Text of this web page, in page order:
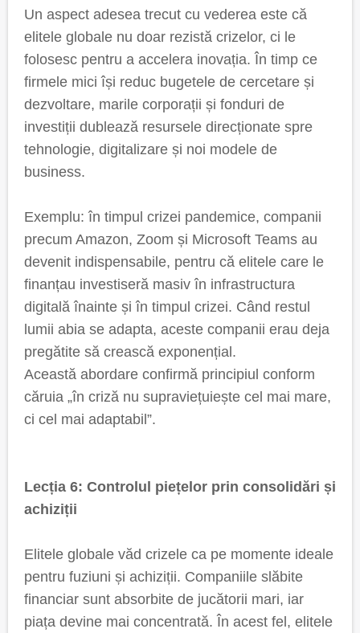
Un aspect adesea trecut cu vederea este că
elitele globale nu doar rezistă crizelor, ci le
folosesc pentru a accelera inovația. În timp ce
firmele mici își reduc bugetele de cercetare și
dezvoltare, marile corporații și fonduri de
investiții dublează resursele direcționate spre
tehnologie, digitalizare și noi modele de
business.
Exemplu: în timpul crizei pandemice, companii
precum Amazon, Zoom și Microsoft Teams au
devenit indispensabile, pentru că elitele care le
finanțau investiseră masiv în infrastructura
digitală înainte și în timpul crizei. Când restul
lumii abia se adapta, aceste companii erau deja
pregătite să crească exponențial.
Această abordare confirmă principiul conform
căruia „în criză nu supraviețuiește cel mai mare,
ci cel mai adaptabil”.
Lecția 6: Controlul piețelor prin consolidări și
achiziții
Elitele globale văd crizele ca pe momente ideale
pentru fuziuni și achiziții. Companiile slăbite
financiar sunt absorbite de jucătorii mari, iar
piața devine mai concentrată. În acest fel, elitele